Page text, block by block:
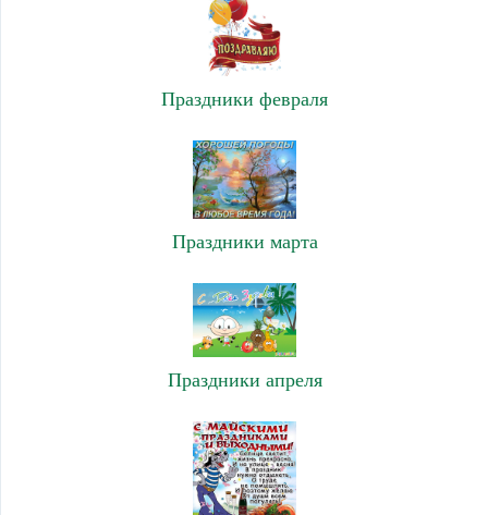
Праздники февраля
Праздники марта
Праздники апреля